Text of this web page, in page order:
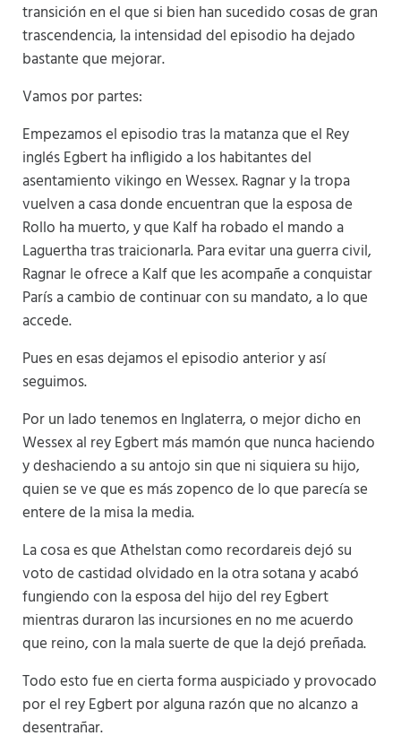
transición en el que si bien han sucedido cosas de gran
trascendencia, la intensidad del episodio ha dejado
bastante que mejorar.
Vamos por partes:
Empezamos el episodio tras la matanza que el Rey
inglés Egbert ha infligido a los habitantes del
asentamiento vikingo en Wessex. Ragnar y la tropa
vuelven a casa donde encuentran que la esposa de
Rollo ha muerto, y que Kalf ha robado el mando a
Laguertha tras traicionarla. Para evitar una guerra civil,
Ragnar le ofrece a Kalf que les acompañe a conquistar
París a cambio de continuar con su mandato, a lo que
accede.
Pues en esas dejamos el episodio anterior y así
seguimos.
Por un lado tenemos en Inglaterra, o mejor dicho en
Wessex al rey Egbert más mamón que nunca haciendo
y deshaciendo a su antojo sin que ni siquiera su hijo,
quien se ve que es más zopenco de lo que parecía se
entere de la misa la media.
La cosa es que Athelstan como recordareis dejó su
voto de castidad olvidado en la otra sotana y acabó
fungiendo con la esposa del hijo del rey Egbert
mientras duraron las incursiones en no me acuerdo
que reino, con la mala suerte de que la dejó preñada.
Todo esto fue en cierta forma auspiciado y provocado
por el rey Egbert por alguna razón que no alcanzo a
desentrañar.